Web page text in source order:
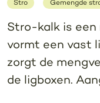
Stro Gemengde
Stro-kalk is
vormt een vast
zorgt de
de ligboxen.